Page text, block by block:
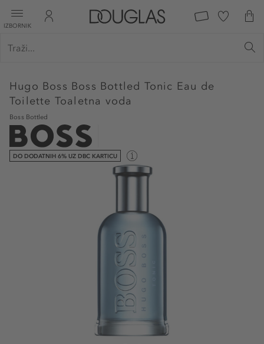
IZBORNIK
Hugo Boss Boss Bottled Tonic Eau de
Toilette Toaletna voda
Boss Bottled
DO DODATNIH 6% UZ DBC KARTICU